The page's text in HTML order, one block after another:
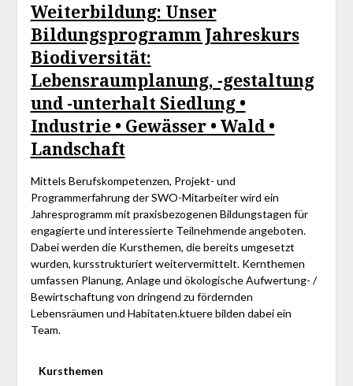
Weiterbildung: Unser
Bildungsprogramm Jahreskurs
Biodiversität:
Lebensraumplanung, -gestaltung
und -unterhalt Siedlung •
Industrie • Gewässer • Wald •
Landschaft
Mittels Berufskompetenzen, Projekt- und
Programmerfahrung der SWO-Mitarbeiter wird ein
Jahresprogramm mit praxisbezogenen Bildungstagen für
engagierte und interessierte Teilnehmende angeboten.
Dabei werden die Kursthemen, die bereits umgesetzt
wurden, kursstrukturiert weitervermittelt. Kernthemen
umfassen Planung, Anlage und ökologische Aufwertung- /
Bewirtschaftung von dringend zu fördernden
Lebensräumen und Habitaten.ktuere bilden dabei ein
Team.
Kursthemen